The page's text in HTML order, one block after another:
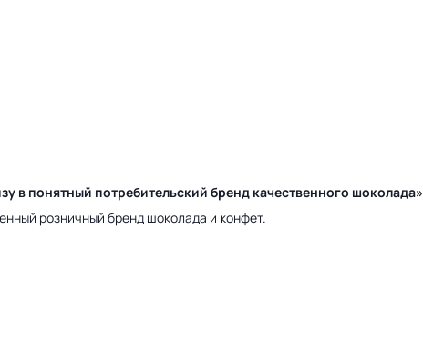
в понятный потребительский бренд качественного шоколада»
розничный бренд шоколада и конфет.